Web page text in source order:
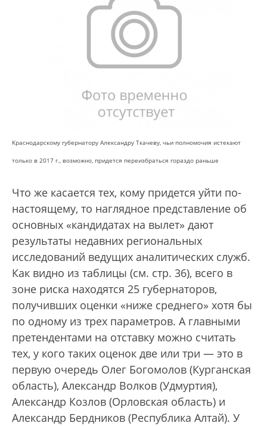
Краснодарскому губернатору Александру Ткачеву, чьи полномочия истекают
только в 2017 г., возможно, придется переизбраться гораздо раньше
Что же касается тех, кому придется уйти по-
настоящему, то наглядное представление об
основных «кандидатах на вылет» дают
результаты недавних региональных
исследований ведущих аналитических служб.
Как видно из таблицы (см. стр. 36), всего в
зоне риска находятся 25 губернаторов,
получивших оценки «ниже среднего» хотя бы
по одному из трех параметров. А главными
претендентами на отставку можно считать
тех, у кого таких оценок две или три — это в
первую очередь Олег Богомолов (Курганская
область), Александр Волков (Удмуртия),
Александр Козлов (Орловская область) и
Александр Бердников (Республика Алтай). У